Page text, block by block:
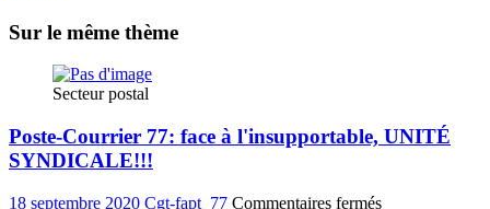
Sur le même thème
Secteur postal
Poste-Courrier 77: face à l'insupportable, UNITÉ
SYNDICALE!!!
18 septembre 2020 Cgt-fapt_77 Commentaires ferméssur